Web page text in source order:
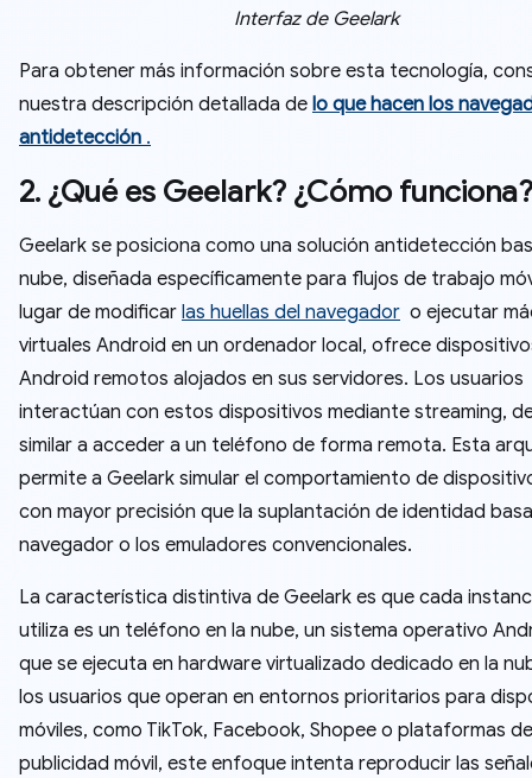
Interfaz de Geelark
Para obtener más información sobre esta tecnología,
nuestra descripción detallada de lo que hacen los
antidetección .
2. ¿Qué es Geelark? ¿Cómo funciona?
Geelark se posiciona como una solución antidetección
nube, diseñada específicamente para flujos de trabajo
lugar de modificar las huellas del navegador o ejecutar
virtuales Android en un ordenador local, ofrece
Android remotos alojados en sus servidores. Los usuarios
interactúan con estos dispositivos mediante streaming,
similar a acceder a un teléfono de forma remota. Esta
permite a Geelark simular el comportamiento de
con mayor precisión que la suplantación de identidad
navegador o los emuladores convencionales.
La característica distintiva de Geelark es que cada
utiliza es un teléfono en la nube, un sistema operativo
que se ejecuta en hardware virtualizado dedicado en la
los usuarios que operan en entornos prioritarios para
móviles, como TikTok, Facebook, Shopee o plataformas de
publicidad móvil, este enfoque intenta reproducir las